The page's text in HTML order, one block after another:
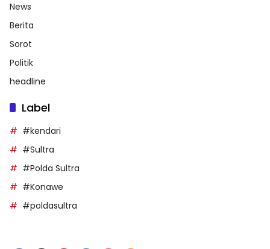
News
Berita
Sorot
Politik
headline
Label
#kendari
#Sultra
#Polda Sultra
#Konawe
#poldasultra